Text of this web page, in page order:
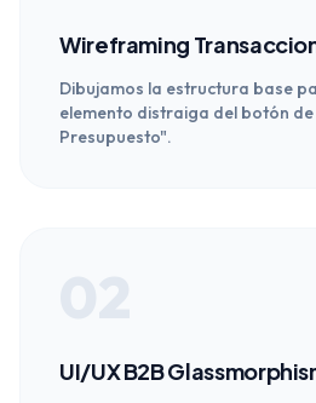
Wireframing
Dibujamos la estructura base
elemento distraiga del botón
Presupuesto".
UI/UX B2B